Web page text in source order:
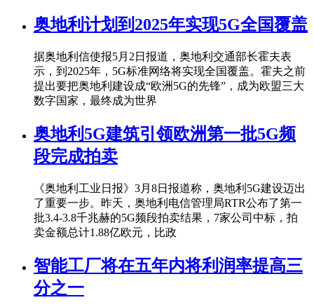
奥地利计划到2025年实现5G全国覆盖
据奥地利信使报5月2日报道，奥地利交通部长霍夫表
示，到2025年，5G标准网络将实现全国覆盖。霍夫之前
提出要把奥地利建设成“欧洲5G的先锋”，成为欧盟三大
数字国家，最终成为世界
奥地利5G建筑引领欧洲第一批5G频
段完成拍卖
《奥地利工业日报》3月8日报道称，奥地利5G建设迈出
了重要一步。昨天，奥地利电信管理局RTR公布了第一
批3.4-3.8千兆赫的5G频段拍卖结果，7家公司中标，拍
卖金额总计1.88亿欧元，比政
智能工厂将在五年内将利润率提高三
分之一